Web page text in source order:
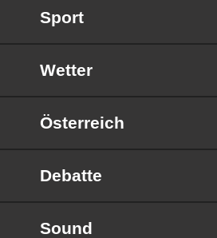
Sport
Wetter
Österreich
Debatte
Sound